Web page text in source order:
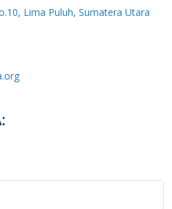
Lima Puluh, Sumatera Utara